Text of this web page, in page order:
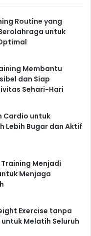
Routine yang
untuk
Membantu
dan Siap
Sehari-Hari
Cardio untuk
Lebih Bugar dan Aktif
Menjadi
Menjaga
Exercise tanpa
Melatih Seluruh